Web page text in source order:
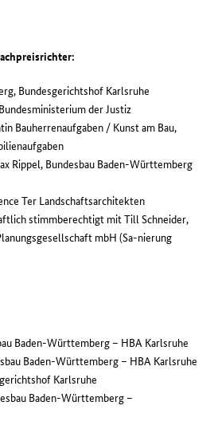
Bundesgerichtshof Karlsruhe
der Justiz
Bauherrenaufgaben / Kunst am Bau,
Rippel, Bundesbau Baden-Württemberg
Ter Landschaftsarchitekten
stimmberechtigt mit Till Schneider,
mbH (Sa-nierung
Baden-Württemberg – HBA Karlsruhe
Baden-Württemberg – HBA Karlsruhe
Karlsruhe
Baden-Württemberg –